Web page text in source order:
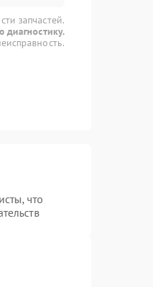
запчастей.
диагностику.
что